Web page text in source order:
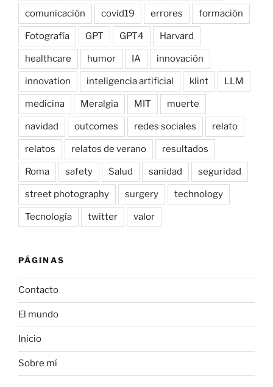
comunicación covid19 errores formación
Fotografía GPT GPT4 Harvard
healthcare humor IA innovación
innovation inteligencia artificial klint LLM
medicina Meralgia MIT muerte
navidad outcomes redes sociales relato
relatos relatos de verano resultados
Roma safety Salud sanidad seguridad
street photography surgery technology
Tecnología twitter valor
PÁGINAS
Contacto
El mundo
Inicio
Sobre mí